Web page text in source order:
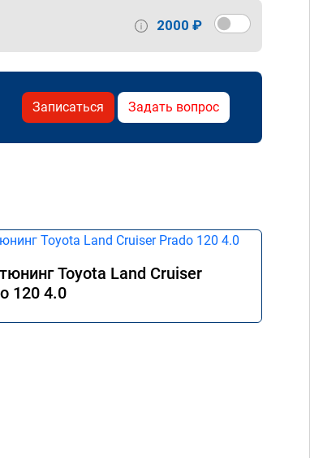
2000 ₽
Записаться Задать вопрос
Toyota Land Cruiser
120 4.0